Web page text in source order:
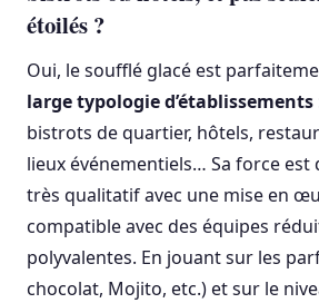
étoilés ?
Oui, le soufflé glacé est
large typologie d’établissements
bistrots de quartier, hôtels,
lieux événementiels… Sa force est
très qualitatif avec une mise en
compatible avec des équipes
polyvalentes. En jouant sur les
chocolat, Mojito, etc.) et sur le